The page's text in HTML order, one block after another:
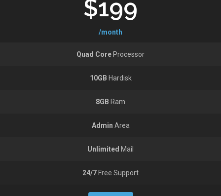
$199
/month
Quad Core Processor
10GB Hardisk
8GB Ram
Admin Area
Unlimited Mail
24/7 Free Support